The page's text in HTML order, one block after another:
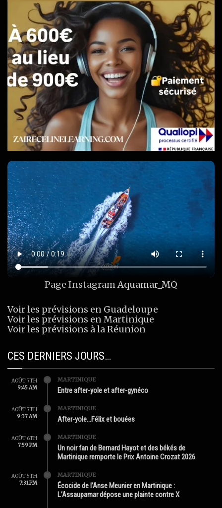
Page Instagram Aquamar_MQ
Voir les prévisions en Guadeloupe
Voir les prévisions en Martinique
Voir les prévisions à la Réunion
CES DERNIERS JOURS…
AOÛT 7TH
9:45 AM
MARTINIQUE
Entre after-yole et after-gynéco
AOÛT 7TH
9:37 AM
MARTINIQUE
After-yole…Félix et bouées
AOÛT 6TH
7:59 PM
MARTINIQUE
Un noir fan de Bernard Hayot et des békés de
Martinique remporte le Prix Antoine Crozat 2026
AOÛT 5TH
7:31 PM
MARTINIQUE
Écocide de l’Anse Meunier en Martinique :
L’Assaupamar dépose une plainte contre X